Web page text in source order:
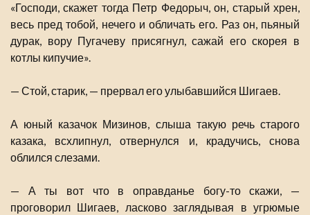
«Господи, скажет тогда Петр Федорыч, он, старый хрен,
весь пред тобой, нечего и обличать его. Раз он, пьяный
дурак, вору Пугачеву присягнул, сажай его скорея в
котлы кипучие».
— Стой, старик, — прервал его улыбавшийся Шигаев.
А юный казачок Мизинов, слыша такую речь старого
казака, всхлипнул, отвернулся и, крадучись, снова
облился слезами.
— А ты вот что в оправданье богу-то скажи, —
проговорил Шигаев, ласково заглядывая в угрюмые